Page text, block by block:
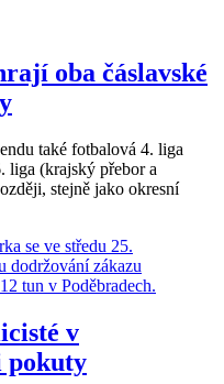
oba čáslavské
také fotbalová 4. liga
liga (krajský přebor a
stejně jako okresní
v
pokuty